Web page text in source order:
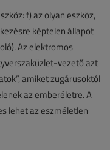
f) az olyan eszköz,
képtelen állapot
Az elektromos
vezető azt
amiket zugárusoktól
az emberéletre. A
lehet az eszméletlen